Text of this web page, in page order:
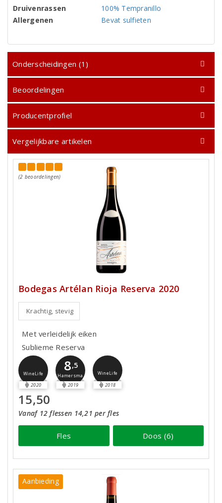
Druivenrassen
100% Tempranillo
Allergenen
Bevat sulfieten
Onderscheidingen (1)
Beoordelingen
Producentprofiel
Vergelijkbare artikelen
(2 beoordelingen)
Bodegas Artélan Rioja Reserva 2020
Krachtig, stevig
Met verleidelijk eiken
Sublieme Reserva
WineLife
2020
8,5
Hamersma
2019
WineLife
2018
15,50
Vanaf 12 flessen 14,21 per fles
Fles Doos (6)
Aanbieding